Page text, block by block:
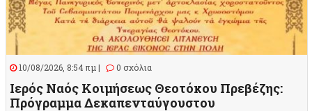
10/08/2026, 8:54 πμ | 0 σχόλια
Ιερός Ναός Κοιμήσεως Θεοτόκου Πρεβέζης:
Πρόγραμμα Δεκαπενταύγουστου